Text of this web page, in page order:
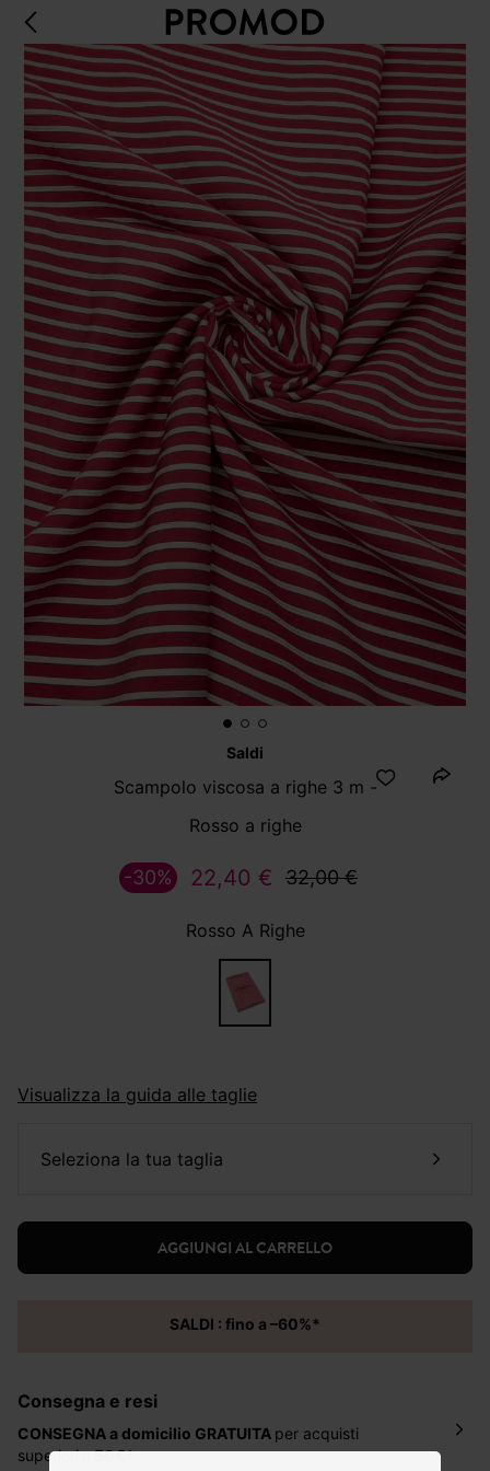
Saldi
Scampolo viscosa a righe 3 m -
Rosso a righe
22,40 € 32,00 €
-30%
Rosso A Righe
Visualizza la guida alle taglie
seleziona la tua taglia
AGGIUNGI AL CARRELLO
SALDI : fino a –60%*
Consegna e resi
CONSEGNA a domicilio GRATUITA per acquisti
superioria 50€*